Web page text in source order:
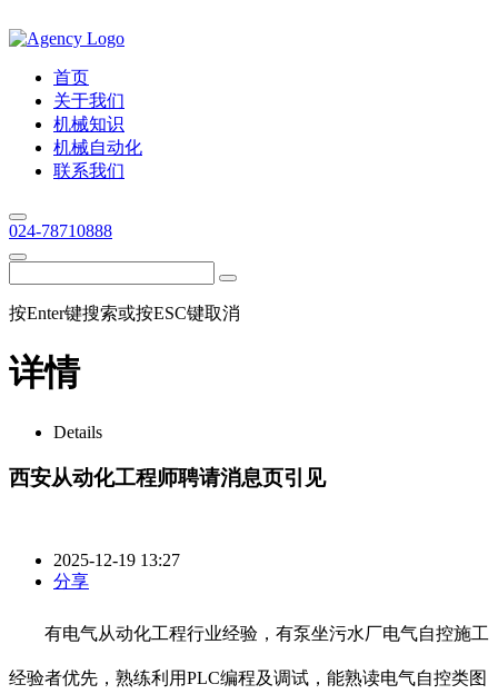
首页
关于我们
机械知识
机械自动化
联系我们
024-78710888
按Enter键搜索或按ESC键取消
详情
Details
西安从动化工程师聘请消息页引见
2025-12-19 13:27
分享
有电气从动化工程行业经验，有泵坐污水厂电气自控施工
经验者优先，熟练利用PLC编程及调试，能熟读电气自控类图